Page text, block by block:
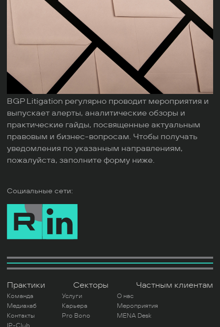
BGP Litigation регулярно проводит мероприятия и
выпускает алерты, аналитические обзоры и
практические гайды, посвященные актуальным
правовым и бизнес-вопросам. Чтобы получать
уведомления по указанным направлениям,
пожалуйста, заполните форму ниже.
Социальные сети:
Практики Секторы Частным клиентам
Команда Услуги
О нас
Медиахаб
Карьера
Мероприятия
Контакты
Pro Bono
MENA Desk
IP-Club